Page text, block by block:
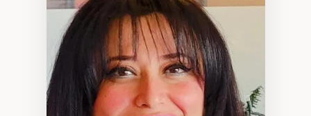
Démocratisation des nouvelles
technologies et biotechnologies
Données ouvertes
Bioart, programmation et électronique
Histoire sociale et culturelle des
technologies numériques
Résistances et droits numériques
Internet des objets
Métavers